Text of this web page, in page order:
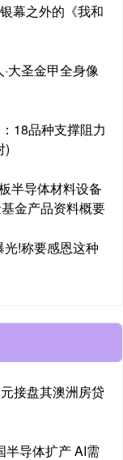
幕之外的《我和
大圣金甲全身像
18品种支撑阻力
)
半导体材料设备
金产品资料概要
!称要感恩这种
接盘其澳洲房贷
半导体扩产 AI需